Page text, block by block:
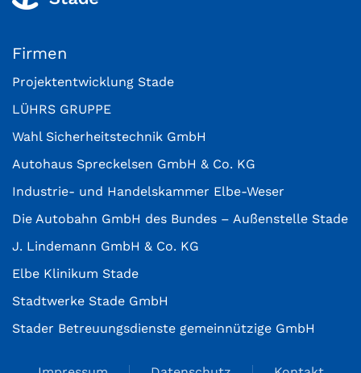
Firmen
Projektentwicklung Stade
LÜHRS GRUPPE
Wahl Sicherheitstechnik GmbH
Autohaus Spreckelsen GmbH & Co. KG
Industrie- und Handelskammer Elbe-Weser
Die Autobahn GmbH des Bundes – Außenstelle Stade
J. Lindemann GmbH & Co. KG
Elbe Klinikum Stade
Stadtwerke Stade GmbH
Stader Betreuungsdienste gemeinnützige GmbH